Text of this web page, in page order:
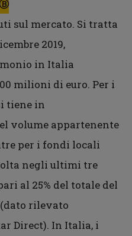
sul mercato. Si tratta
2019,
in Italia
milioni di euro. Per i
tiene in
volume appartenente
per i fondi locali
negli ultimi tre
al 25% del totale del
rilevato
Direct). In Italia, i